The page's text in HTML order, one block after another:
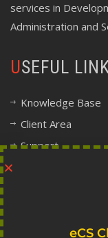
services in
Administration and
USEFUL
Knowledge Base
Client Area
Support
Legal, Terms and
FOLLOWeCS